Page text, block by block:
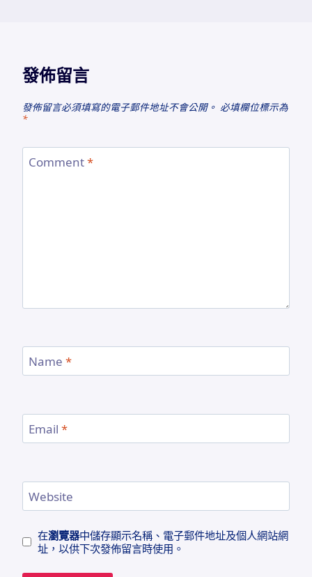
發佈留言
發佈留言必須填寫的電子郵件地址不會公開。 必填欄位標示為
*
Comment*
Name *
Email *
Website
在瀏覽器中儲存顯示名稱、電子郵件地址及個人網站網
址，以供下次發佈留言時使用。